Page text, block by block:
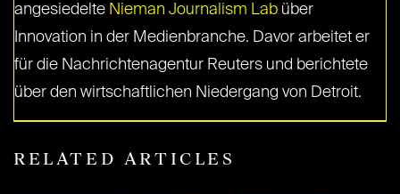
angesiedelte Nieman Journalism Lab über
Innovation in der Medienbranche. Davor arbeitet er
für die Nachrichtenagentur Reuters und berichtete
über den wirtschaftlichen Niedergang von Detroit.
RELATED ARTICLES